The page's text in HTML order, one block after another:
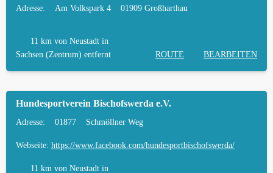
Adresse: Am Volkspark 4 01909 Großharthau
11 km von Neustadt in
Sachsen (Zentrum) entfernt
ROUTE BEARBEITEN
Hundesportverein Bischofswerda e.V.
Adresse: 01877 Schmöllner Weg
Webseite: https://www.facebook.com/hundesportbischofswerda/
11 km von Neustadt in